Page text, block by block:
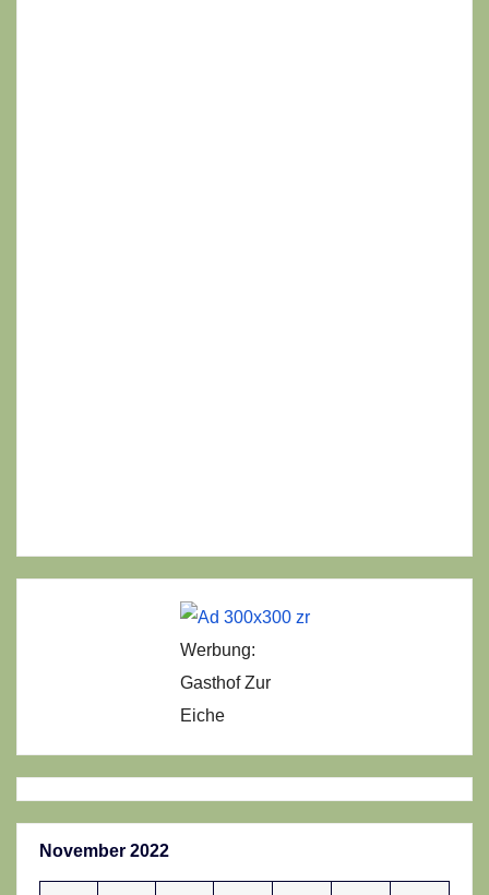
Werbung:
Gasthof Zur
Eiche
November 2022